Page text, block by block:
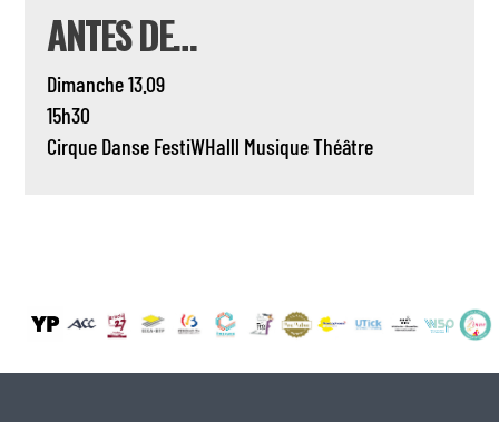
ANTES DE…
Dimanche 13.09
15h30
Cirque Danse FestiWHalll MusiqueThéâtre